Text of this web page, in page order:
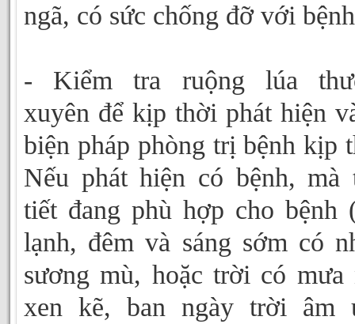
ngã, có sức chống đỡ với
- Kiểm tra ruộng lúa
xuyên để kịp thời phát hiện
biện pháp phòng trị bệnh kịp
Nếu phát hiện có bệnh, mà
tiết đang phù hợp cho bệnh
lạnh, đêm và sáng sớm có
sương mù, hoặc trời có mưa
xen kẽ, ban ngày trời âm